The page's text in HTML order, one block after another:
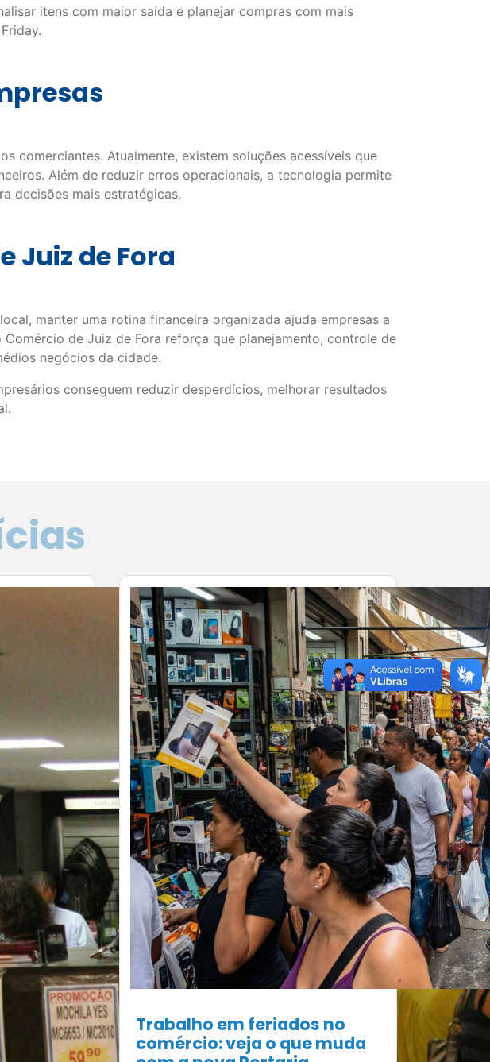
itens com maior saída e planejar compras com mais
comerciantes. Atualmente, existem soluções acessíveis que
Além de reduzir erros operacionais, a tecnologia permite
decisões mais estratégicas.
Juiz de Fora
manter uma rotina financeira organizada ajuda empresas a
de Juiz de Fora reforça que planejamento, controle de
negócios da cidade.
conseguem reduzir desperdícios, melhorar resultados
Trabalho em feriados no
comércio: veja o que muda